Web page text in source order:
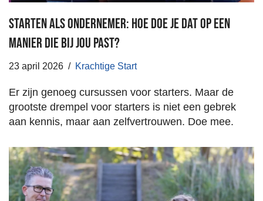
Starten als ondernemer: hoe doe je dat op een
manier die bij jou past?
23 april 2026 Krachtige Start
Er zijn genoeg cursussen voor starters. Maar de
grootste drempel voor starters is niet een gebrek
aan kennis, maar aan zelfvertrouwen. Doe mee.